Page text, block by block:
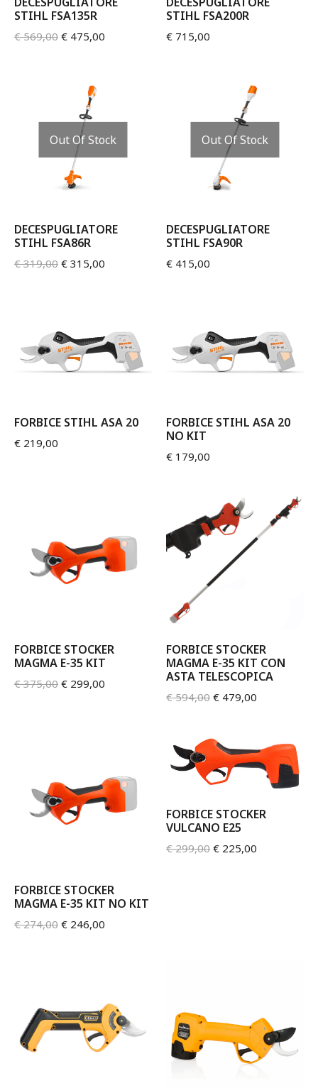
STIHL FSA135R
€569,00 € 475,00
STIHL FSA200R
€ 715,00
Out Of Stock
DECESPUGLIATORE
STIHL FSA86R
€319,00 € 315,00
Out Of Stock
DECESPUGLIATORE
STIHL FSA90R
€ 415,00
FORBICE STIHL ASA 20
€ 219,00
FORBICE STIHL ASA 20
NO KIT
€ 179,00
FORBICE STOCKER
MAGMA E-35 KIT
€375,00 € 299,00
FORBICE STOCKER
MAGMA E-35 KIT CON
ASTA TELESCOPICA
€594,00 € 479,00
FORBICE STOCKER
MAGMA E-35 KIT NO KIT
€274,00 € 246,00
FORBICE STOCKER
VULCANO E25
€299,00 € 225,00